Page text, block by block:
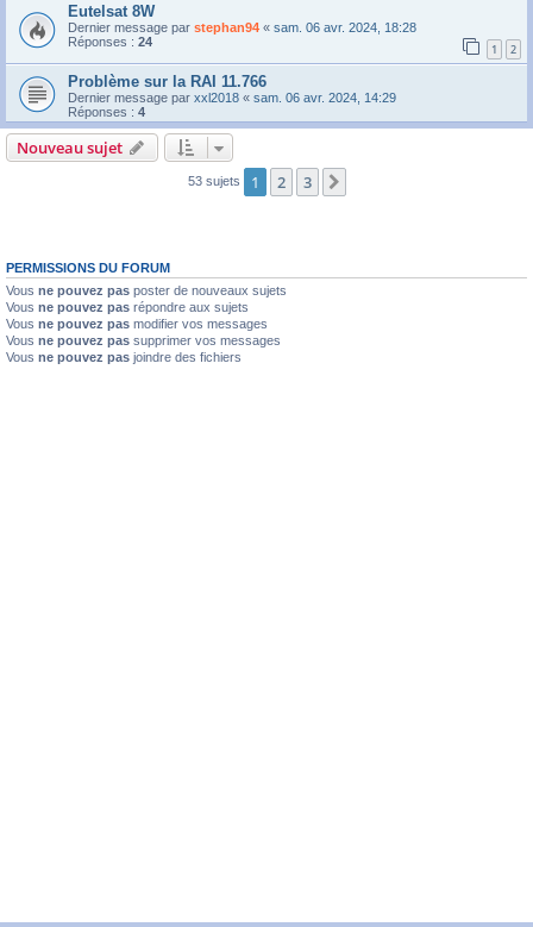
Eutelsat 8W
Dernier message par stephan94 « sam. 06 avr. 2024, 18:28
Réponses : 24 1 2
Problème sur la RAI 11.766
Dernier message par xxl2018 « sam. 06 avr. 2024, 14:29
Réponses : 4
Nouveau sujet
53 sujets 1 2 3
PERMISSIONS DU FORUM
Vous ne pouvez pas poster de nouveaux sujets
Vous ne pouvez pas répondre aux sujets
Vous ne pouvez pas modifier vos messages
Vous ne pouvez pas supprimer vos messages
Vous ne pouvez pas joindre des fichiers